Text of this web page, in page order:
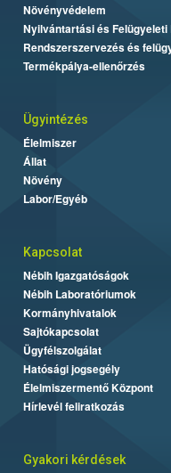
Növényvédelem
Nyilvántartási és Felügyeleti
Rendszerszervezés és
Termékpálya-ellenőrzés
Ügyintézés
Élelmiszer
Állat
Növény
Labor/Egyéb
Kapcsolat
Nébih Igazgatóságok
Nébih Laboratóriumok
Kormányhivatalok
Sajtókapcsolat
Ügyfélszolgálat
Hatósági jogsegély
Élelmiszermentő Központ
Hírlevél feliratkozás
Gyakori kérdések